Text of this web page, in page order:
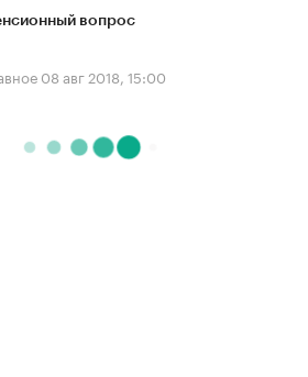
вопрос
08 авг 2018, 15:00